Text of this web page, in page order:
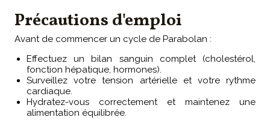
Précautions d'emploi
Avant de commencer un cycle de Parabolan :
Effectuez un bilan sanguin complet (cholestérol,
fonction hépatique, hormones).
Surveillez votre tension artérielle et votre rythme
cardiaque.
Hydratez-vous correctement et maintenez une
alimentation équilibrée.